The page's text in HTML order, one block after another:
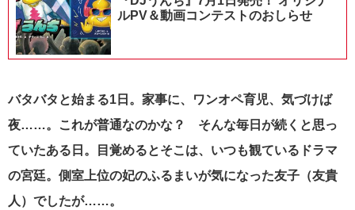
ルPV＆動画コンテストのおしらせ
バタバタと始まる1日。家事に、ワンオペ育児、気づけば
夜……。これが普通なのかな？ そんな毎日が続くと思っ
ていたある日。
目覚めるとそこは、いつも観ているドラマ
の宮廷。側室上位の妃のふるまいが気になった友子（友貴
人）でしたが……。